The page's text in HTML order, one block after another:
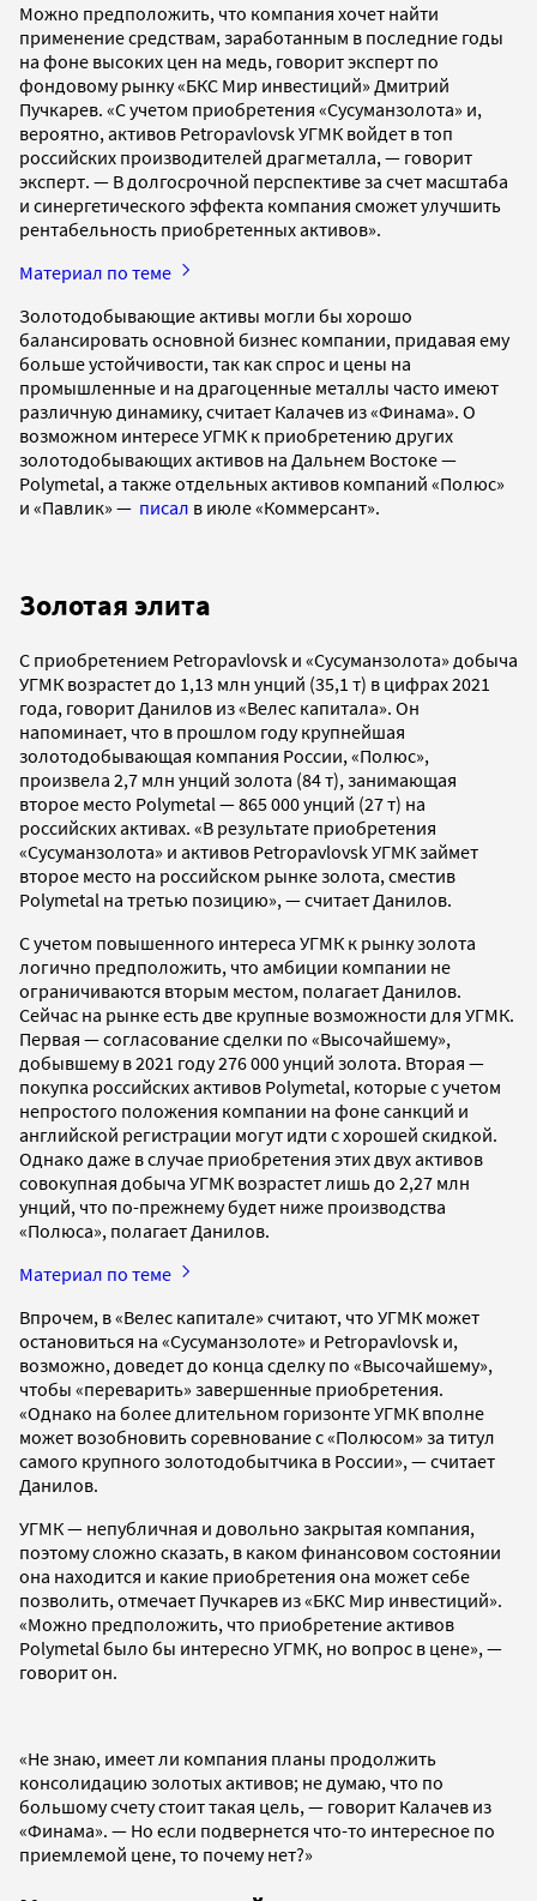
Можно предположить, что компания хочет найти
применение средствам, заработанным в последние годы
на фоне высоких цен на медь, говорит эксперт по
фондовому рынку «БКС Мир инвестиций» Дмитрий
Пучкарев. «С учетом приобретения «Сусуманзолота» и,
вероятно, активов Petropavlovsk УГМК войдет в топ
российских производителей драгметалла, — говорит
эксперт. — В долгосрочной перспективе за счет масштаба
и синергетического эффекта компания сможет улучшить
рентабельность приобретенных активов».
Материал по теме
Золотодобывающие активы могли бы хорошо
балансировать основной бизнес компании, придавая ему
больше устойчивости, так как спрос и цены на
промышленные и на драгоценные металлы часто имеют
различную динамику, считает Калачев из «Финама». О
возможном интересе УГМК к приобретению других
золотодобывающих активов на Дальнем Востоке —
Polymetal, а также отдельных активов компаний «Полюс»
и «Павлик» — писал в июле «Коммерсант».
Золотая элита
С приобретением Petropavlovsk и «Сусуманзолота» добыча
УГМК возрастет до 1,13 млн унций (35,1 т) в цифрах 2021
года, говорит Данилов из «Велес капитала». Он
напоминает, что в прошлом году крупнейшая
золотодобывающая компания России, «Полюс»,
произвела 2,7 млн унций золота (84 т), занимающая
второе место Polymetal — 865 000 унций (27 т) на
российских активах. «В результате приобретения
«Сусуманзолота» и активов Petropavlovsk УГМК займет
второе место на российском рынке золота, сместив
Polymetal на третью позицию», — считает Данилов.
С учетом повышенного интереса УГМК к рынку золота
логично предположить, что амбиции компании не
ограничиваются вторым местом, полагает Данилов.
Сейчас на рынке есть две крупные возможности для УГМК.
Первая — согласование сделки по «Высочайшему»,
добывшему в 2021 году 276 000 унций золота. Вторая —
покупка российских активов Polymetal, которые с учетом
непростого положения компании на фоне санкций и
английской регистрации могут идти с хорошей скидкой.
Однако даже в случае приобретения этих двух активов
совокупная добыча УГМК возрастет лишь до 2,27 млн
унций, что по-прежнему будет ниже производства
«Полюса», полагает Данилов.
Материал по теме
Впрочем, в «Велес капитале» считают, что УГМК может
остановиться на «Сусуманзолоте» и Petropavlovsk и,
возможно, доведет до конца сделку по «Высочайшему»,
чтобы «переварить» завершенные приобретения.
«Однако на более длительном горизонте УГМК вполне
может возобновить соревнование с «Полюсом» за титул
самого крупного золотодобытчика в России», — считает
Данилов.
УГМК — непубличная и довольно закрытая компания,
поэтому сложно сказать, в каком финансовом состоянии
она находится и какие приобретения она может себе
позволить, отмечает Пучкарев из «БКС Мир инвестиций».
«Можно предположить, что приобретение активов
Polymetal было бы интересно УГМК, но вопрос в цене», —
говорит он.
«Не знаю, имеет ли компания планы продолжить
консолидацию золотых активов; не думаю, что по
большому счету стоит такая цель, — говорит Калачев из
«Финама». — Но если подвернется что-то интересное по
приемлемой цене, то почему нет?»